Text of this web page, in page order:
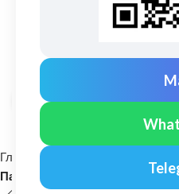
Нажмите, чтобы
Главная
Панель сайдинга